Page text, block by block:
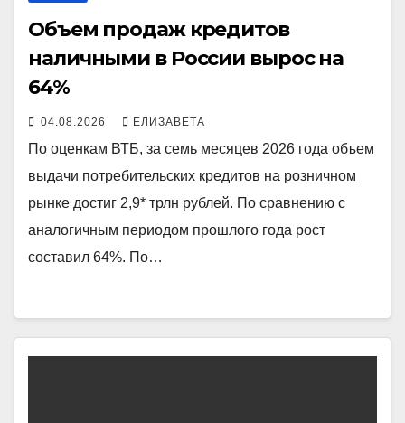
Объем продаж кредитов
наличными в России вырос на
64%
04.08.2026 ЕЛИЗАВЕТА
По оценкам ВТБ, за семь месяцев 2026 года объем
выдачи потребительских кредитов на розничном
рынке достиг 2,9* трлн рублей. По сравнению с
аналогичным периодом прошлого года рост
составил 64%. По…